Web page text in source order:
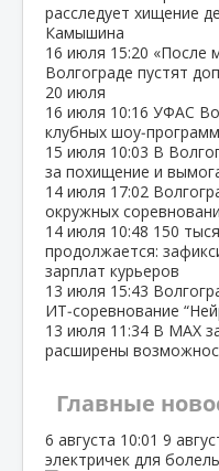
расследует хищение
Камышина
16 июля 15:20 «После
Волгограде пустят
20 июля
16 июля 10:16 УФАС
клубных шоу‑программ
15 июля 10:03 В
за похищение и
14 июля 17:02
окружных
14 июля 10:48 150
продолжается:
зарплат курьеров
13 июля 15:43
ИТ‑соревнование
13 июля 11:34 В МАХ
расширены
Главные
6 августа 10:01 9
электричек для